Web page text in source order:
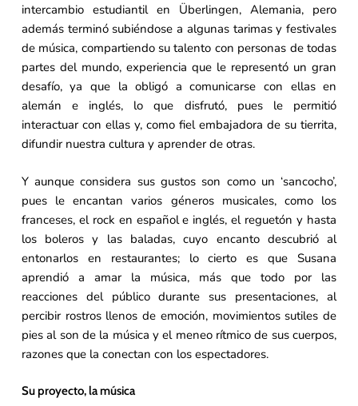
intercambio estudiantil en Überlingen, Alemania, pero
además terminó subiéndose a algunas tarimas y festivales
de música, compartiendo su talento con personas de todas
partes del mundo, experiencia que le representó un gran
desafío, ya que la obligó a comunicarse con ellas en
alemán e inglés, lo que disfrutó, pues le permitió
interactuar con ellas y, como fiel embajadora de su tierrita,
difundir nuestra cultura y aprender de otras.
Y aunque considera sus gustos son como un ‘sancocho’,
pues le encantan varios géneros musicales, como los
franceses, el rock en español e inglés, el reguetón y hasta
los boleros y las baladas, cuyo encanto descubrió al
entonarlos en restaurantes; lo cierto es que Susana
aprendió a amar la música, más que todo por las
reacciones del público durante sus presentaciones, al
percibir rostros llenos de emoción, movimientos sutiles de
pies al son de la música y el meneo rítmico de sus cuerpos,
razones que la conectan con los espectadores.
Su proyecto, la música